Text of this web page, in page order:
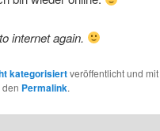
internet again.
kategorisiertveröffentlicht und mit
Permalink.